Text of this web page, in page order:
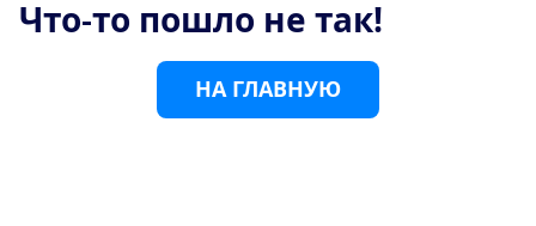
Что-то пошло не так!
НА ГЛАВНУЮ